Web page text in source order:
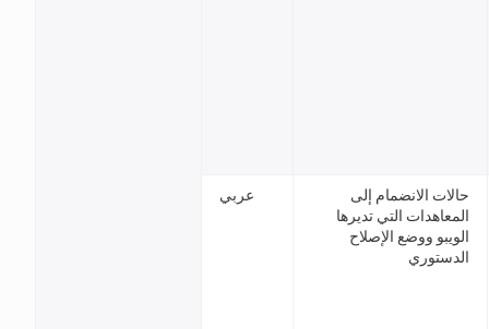
عربي
حالات الانضمام إلى
المعاهدات التي تديرها
الويبو ووضع الإصلاح
الدستوري